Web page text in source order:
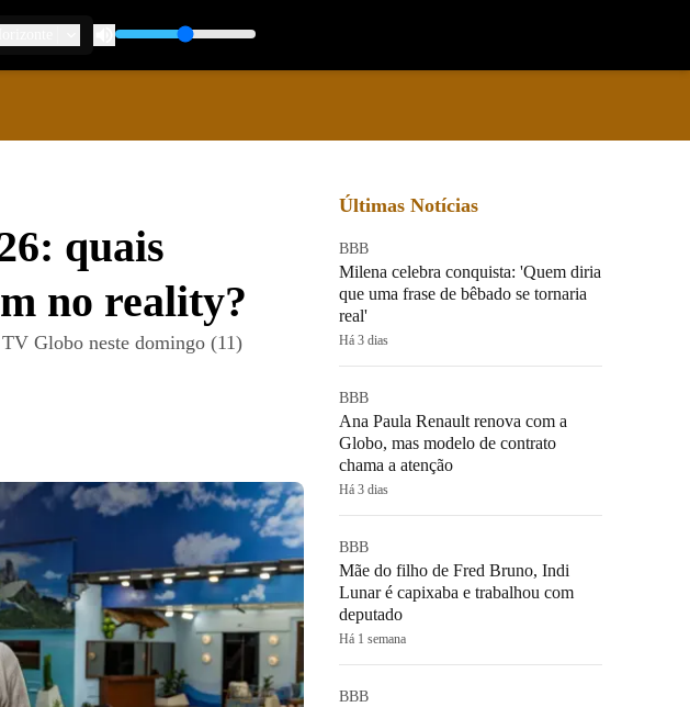
quais
no reality?
Globo neste domingo (11)
Últimas Notícias
BBB
Milena celebra conquista: 'Quem diria
que uma frase de bêbado se tornaria
real'
Há 3 dias
BBB
Ana Paula Renault renova com a
Globo, mas modelo de contrato
chama a atenção
Há 3 dias
BBB
Mãe do filho de Fred Bruno, Indi
Lunar é capixaba e trabalhou com
deputado
Há 1 semana
BBB